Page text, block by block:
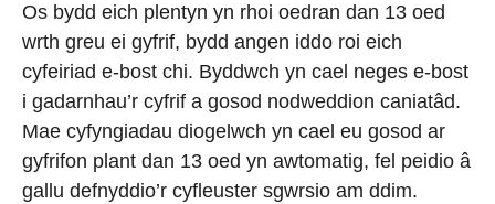
Os bydd eich plentyn yn rhoi oedran dan 13 oed
wrth greu ei gyfrif, bydd angen iddo roi eich
cyfeiriad e-bost chi. Byddwch yn cael neges e-bost
i gadarnhau’r cyfrif a gosod nodweddion caniatâd.
Mae cyfyngiadau diogelwch yn cael eu gosod ar
gyfrifon plant dan 13 oed yn awtomatig, fel peidio â
gallu defnyddio’r cyfleuster sgwrsio am ddim.